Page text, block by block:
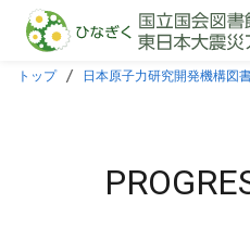
本文に飛ぶ
トップ 日本原子力研究開発機構図